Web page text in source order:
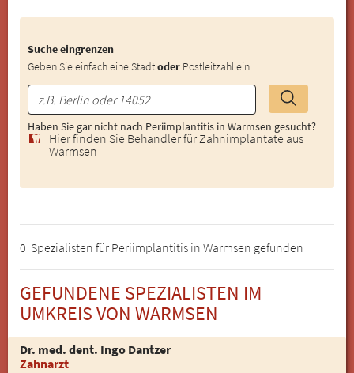
Suche eingrenzen
Geben Sie einfach eine Stadtoder Postleitzahl ein.
Haben Sie gar nicht nach Periimplantitis in Warmsen gesucht?
Hier finden Sie Behandler für Zahnimplantate aus
Warmsen
0 Spezialisten für Periimplantitis in Warmsen gefunden
GEFUNDENE SPEZIALISTEN IM
UMKREIS VON WARMSEN
Dr. med. dent. Ingo Dantzer
Zahnarzt